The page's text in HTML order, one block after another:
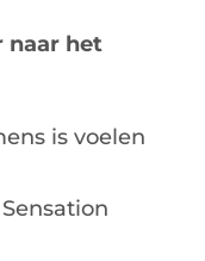
naar het
is voelen